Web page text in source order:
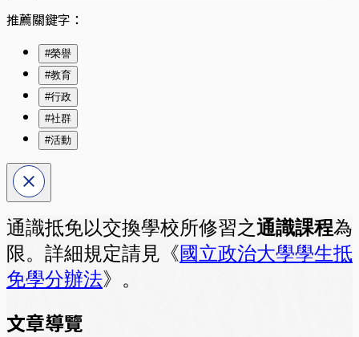
推薦關鍵字：
#榮譽
#教育
#行政
#社群
#活動
通識抵免以交換學校所修習之通識課程為
限。詳細規定請見《國立政治大學學生抵
免學分辦法》。
文章導覽